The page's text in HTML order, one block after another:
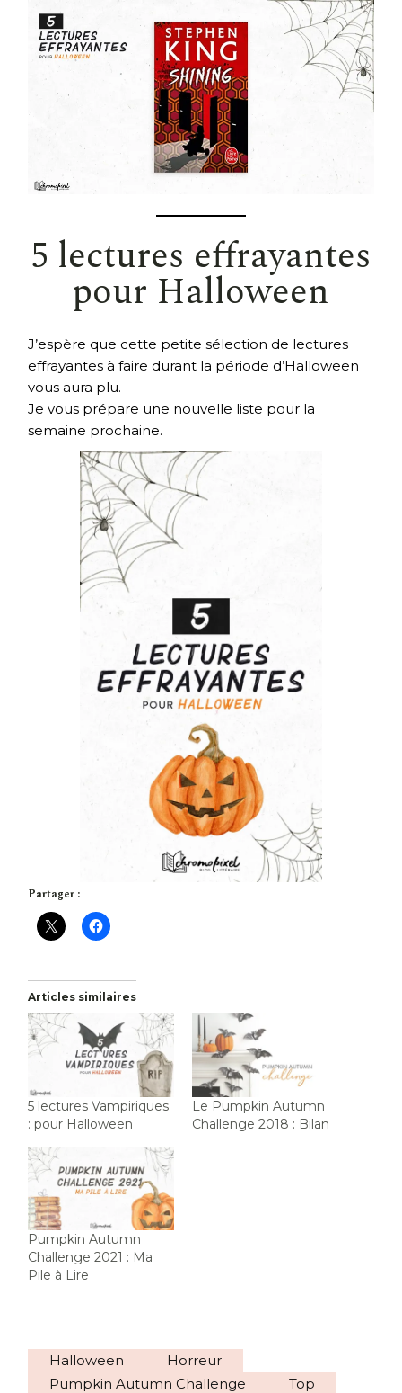
5 lectures effrayantes
pour Halloween
J’espère que cette petite sélection de lectures
effrayantes à faire durant la période d’Halloween
vous aura plu.
Je vous prépare une nouvelle liste pour la
semaine prochaine.
Partager :
Articles similaires
5 lectures Vampiriques
: pour Halloween
Le Pumpkin Autumn
Challenge 2018 : Bilan
Pumpkin Autumn
Challenge 2021 : Ma
Pile à Lire
Halloween
Horreur
Pumpkin Autumn Challenge
Top